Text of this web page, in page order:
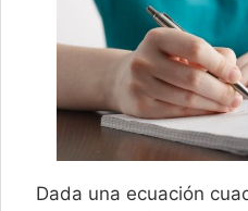
Dada una ecuación